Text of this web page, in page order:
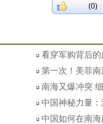
(0)
看穿军购背后
第一次！美菲南
南海又爆冲突
中国神秘力量
中国如何在南